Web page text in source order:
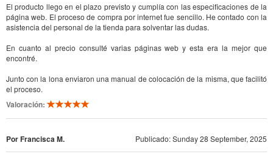
El producto llego en el plazo previsto y cumplía con las especificaciones de la
página web. El proceso de compra por internet fue sencillo. He contado con la
asistencia del personal de la tienda para solventar las dudas.
En cuanto al precio consulté varias páginas web y esta era la mejor que
encontré.
Junto con la lona enviaron una manual de colocación de la misma, que facilitó
el proceso.
Valoración:
Por Francisca M. Publicado: Sunday 28 September, 2025